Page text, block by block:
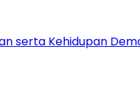
serta Kehidupan